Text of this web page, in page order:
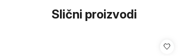
Slični proizvodi